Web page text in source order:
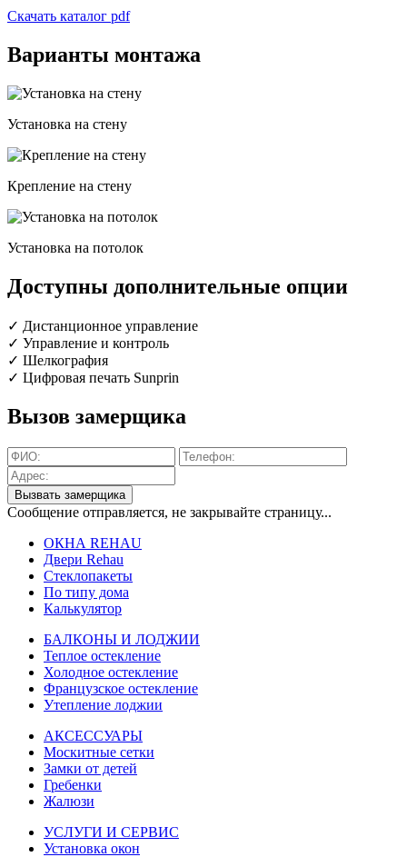
Скачать каталог pdf
Варианты монтажа
Установка на стену
Крепление на стену
Установка на потолок
Доступны дополнительные опции
✓ Дистанционное управление
✓ Управление и контроль
✓ Шелкография
✓ Цифровая печать Sunprin
Вызов замерщика
Вызвать замерщика
Сообщение отправляется, не закрывайте страницу...
ОКНА REHAU
Двери Rehau
Стеклопакеты
По типу дома
Калькулятор
БАЛКОНЫ И ЛОДЖИИ
Теплое остекление
Холодное остекление
Французское остекление
Утепление лоджии
АКСЕССУАРЫ
Москитные сетки
Замки от детей
Гребенки
Жалюзи
УСЛУГИ И СЕРВИС
Установка окон